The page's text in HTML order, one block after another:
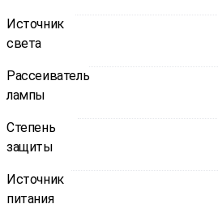
Источник
света
Рассеиватель
лампы
Степень
защиты
Источник
питания